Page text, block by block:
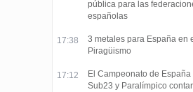
pública para las
españolas
17:38
3 metales para España en
Piragüismo
17:12
El Campeonato de
Sub23 y Paralímpico